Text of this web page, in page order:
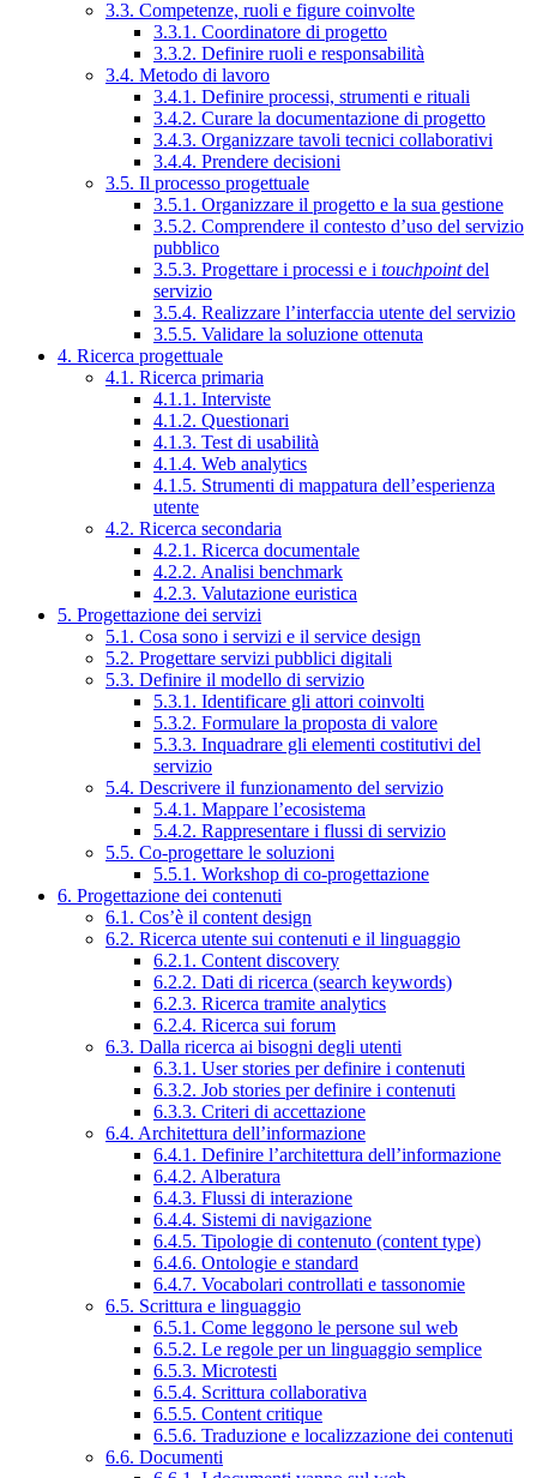
3.3. Competenze, ruoli e figure coinvolte
3.3.1. Coordinatore di progetto
3.3.2. Definire ruoli e responsabilità
3.4. Metodo di lavoro
3.4.1. Definire processi, strumenti e rituali
3.4.2. Curare la documentazione di progetto
3.4.3. Organizzare tavoli tecnici collaborativi
3.4.4. Prendere decisioni
3.5. Il processo progettuale
3.5.1. Organizzare il progetto e la sua gestione
3.5.2. Comprendere il contesto d’uso del servizio
pubblico
3.5.3. Progettare i processi e i touchpointdel
servizio
3.5.4. Realizzare l’interfaccia utente del servizio
3.5.5. Validare la soluzione ottenuta
4. Ricerca progettuale
4.1. Ricerca primaria
4.1.1. Interviste
4.1.2. Questionari
4.1.3. Test di usabilità
4.1.4. Web analytics
4.1.5. Strumenti di mappatura dell’esperienza
utente
4.2. Ricerca secondaria
4.2.1. Ricerca documentale
4.2.2. Analisi benchmark
4.2.3. Valutazione euristica
5. Progettazione dei servizi
5.1. Cosa sono i servizi e il service design
5.2. Progettare servizi pubblici digitali
5.3. Definire il modello di servizio
5.3.1. Identificare gli attori coinvolti
5.3.2. Formulare la proposta di valore
5.3.3. Inquadrare gli elementi costitutivi del
servizio
5.4. Descrivere il funzionamento del servizio
5.4.1. Mappare l’ecosistema
5.4.2. Rappresentare i flussi di servizio
5.5. Co-progettare le soluzioni
5.5.1. Workshop di co-progettazione
6. Progettazione dei contenuti
6.1. Cos’è il content design
6.2. Ricerca utente sui contenuti e il linguaggio
6.2.1. Content discovery
6.2.2. Dati di ricerca (search keywords)
6.2.3. Ricerca tramite analytics
6.2.4. Ricerca sui forum
6.3. Dalla ricerca ai bisogni degli utenti
6.3.1. User stories per definire i contenuti
6.3.2. Job stories per definire i contenuti
6.3.3. Criteri di accettazione
6.4. Architettura dell’informazione
6.4.1. Definire l’architettura dell’informazione
6.4.2. Alberatura
6.4.3. Flussi di interazione
6.4.4. Sistemi di navigazione
6.4.5. Tipologie di contenuto (content type)
6.4.6. Ontologie e standard
6.4.7. Vocabolari controllati e tassonomie
6.5. Scrittura e linguaggio
6.5.1. Come leggono le persone sul web
6.5.2. Le regole per un linguaggio semplice
6.5.3. Microtesti
6.5.4. Scrittura collaborativa
6.5.5. Content critique
6.5.6. Traduzione e localizzazione dei contenuti
6.6. Documenti